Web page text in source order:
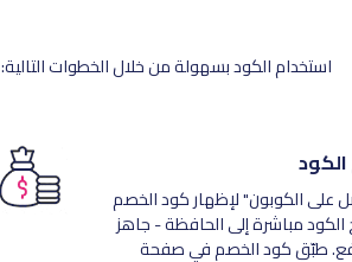
استخدام الكود بسهولة من خلال الخطوات التالية:
الكوبون" لإظهار كود الخصم
مباشرة إلى الحافظة - جاهز
طبّق كود الخصم في صفحة